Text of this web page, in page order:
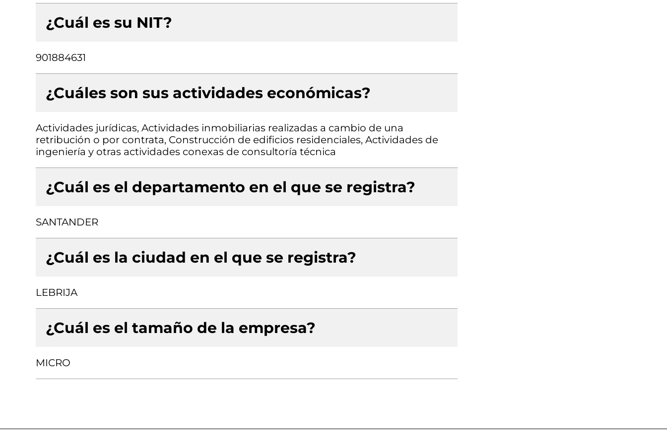
¿Cuál es su NIT?
901884631
¿Cuáles son sus actividades económicas?
Actividades jurídicas, Actividades inmobiliarias realizadas a cambio de una
retribución o por contrata, Construcción de edificios residenciales, Actividades de
ingeniería y otras actividades conexas de consultoría técnica
¿Cuál es el departamento en el que se registra?
SANTANDER
¿Cuál es la ciudad en el que se registra?
LEBRIJA
¿Cuál es el tamaño de la empresa?
MICRO